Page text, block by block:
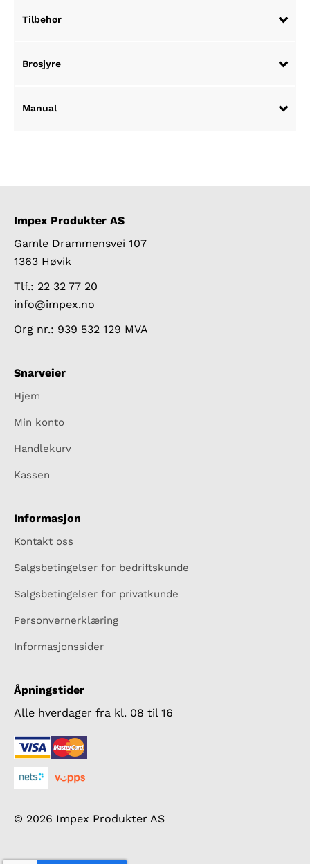
Tilbehør
Brosjyre
Manual
Impex Produkter AS
Gamle Drammensvei 107
1363 Høvik
Tlf.: 22 32 77 20
info@impex.no
Org nr.: 939 532 129 MVA
Snarveier
Hjem
Min konto
Handlekurv
Kassen
Informasjon
Kontakt oss
Salgsbetingelser for bedriftskunde
Salgsbetingelser for privatkunde
Personvernerklæring
Informasjonssider
Åpningstider
Alle hverdager fra kl. 08 til 16
© 2026 Impex Produkter AS